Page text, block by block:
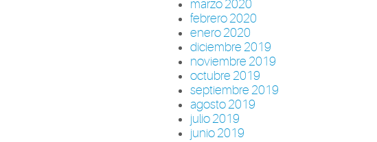
marzo 2020
febrero 2020
enero 2020
diciembre 2019
noviembre 2019
octubre 2019
septiembre 2019
agosto 2019
julio 2019
junio 2019